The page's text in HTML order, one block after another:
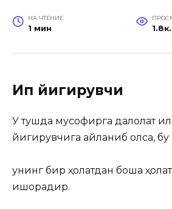
НА ЧТЕНИЕ
1 мин 1.8к.
Ип йигирувчи
У тушда мусофирга далолат
йигирувчига айланиб қолса, бу
унинг бир ҳолатдан бошқа
ишорадир.